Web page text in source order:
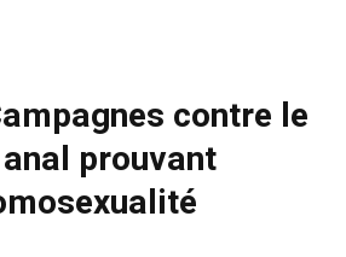
contre le
prouvant